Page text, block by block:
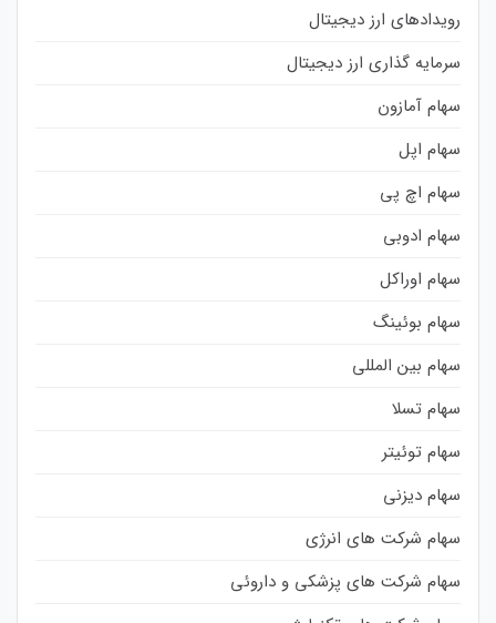
رویدادهای ارز دیجیتال
سرمایه گذاری ارز دیجیتال
سهام آمازون
سهام اپل
سهام اچ پی
سهام ادوبی
سهام اوراکل
سهام بوئینگ
سهام بین المللی
سهام تسلا
سهام توئیتر
سهام دیزنی
سهام شرکت های انرژی
سهام شرکت های پزشکی و داروئی